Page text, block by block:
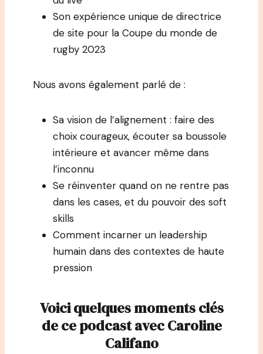
Son expérience unique de directrice
de site pour la Coupe du monde de
rugby 2023
Nous avons également parlé de :
Sa vision de l’alignement : faire des
choix courageux, écouter sa boussole
intérieure et avancer même dans
l’inconnu
Se réinventer quand on ne rentre pas
dans les cases, et du pouvoir des soft
skills
Comment incarner un leadership
humain dans des contextes de haute
pression
Voici quelques moments clés
de ce podcast avec Caroline
Califano